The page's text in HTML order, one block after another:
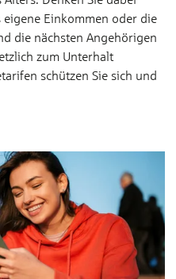
eigene Einkommen oder die
die nächsten Angehörigen
zum Unterhalt
schützen Sie sich und